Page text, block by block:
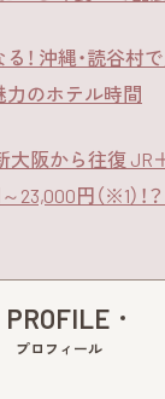
！ 沖縄・読谷村
力のホテル時間
阪から往復 JR
23,000円（※1）！
PROFILE
プロフィール